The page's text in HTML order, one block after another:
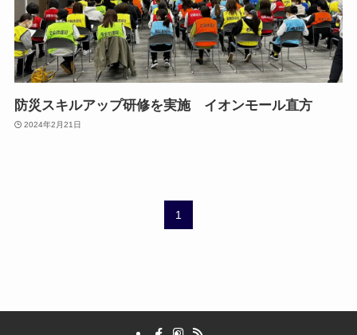
防災スキルアップ研修を実施 イオンモール直方
2024年2月21日
1